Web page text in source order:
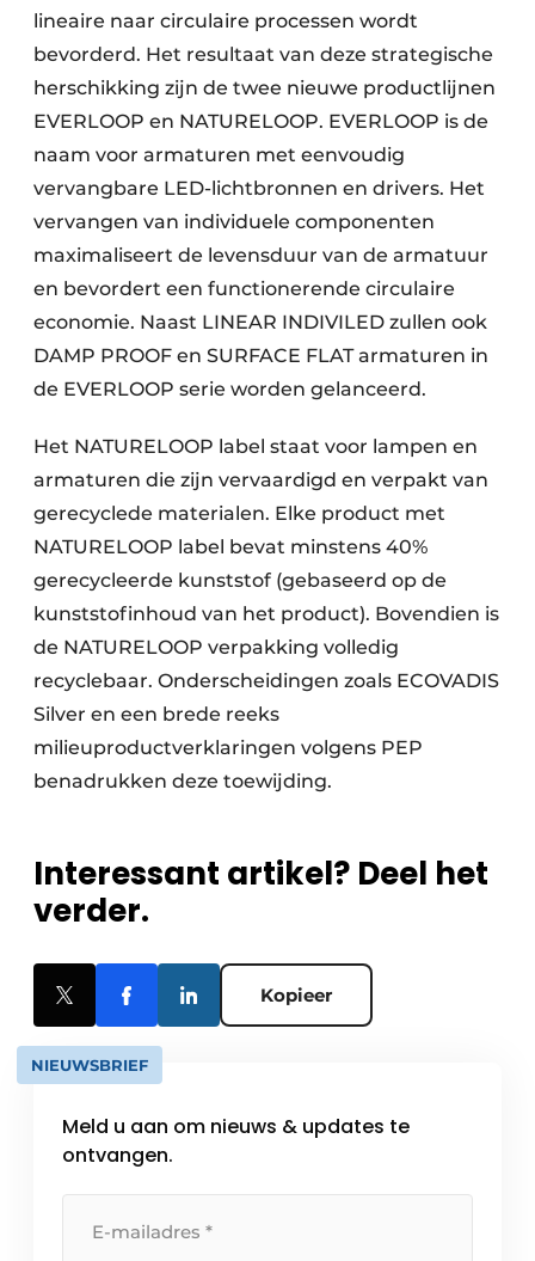
lineaire naar circulaire processen wordt
bevorderd. Het resultaat van deze strategische
herschikking zijn de twee nieuwe productlijnen
EVERLOOP en NATURELOOP. EVERLOOP is de
naam voor armaturen met eenvoudig
vervangbare LED-lichtbronnen en drivers. Het
vervangen van individuele componenten
maximaliseert de levensduur van de armatuur
en bevordert een functionerende circulaire
economie. Naast LINEAR INDIVILED zullen ook
DAMP PROOF en SURFACE FLAT armaturen in
de EVERLOOP serie worden gelanceerd.
Het NATURELOOP label staat voor lampen en
armaturen die zijn vervaardigd en verpakt van
gerecyclede materialen. Elke product met
NATURELOOP label bevat minstens 40%
gerecycleerde kunststof (gebaseerd op de
kunststofinhoud van het product). Bovendien is
de NATURELOOP verpakking volledig
recyclebaar. Onderscheidingen zoals ECOVADIS
Silver en een brede reeks
milieuproductverklaringen volgens PEP
benadrukken deze toewijding.
Interessant artikel? Deel het
verder.
Kopieer
NIEUWSBRIEF
Meld u aan om nieuws & updates te
ontvangen.